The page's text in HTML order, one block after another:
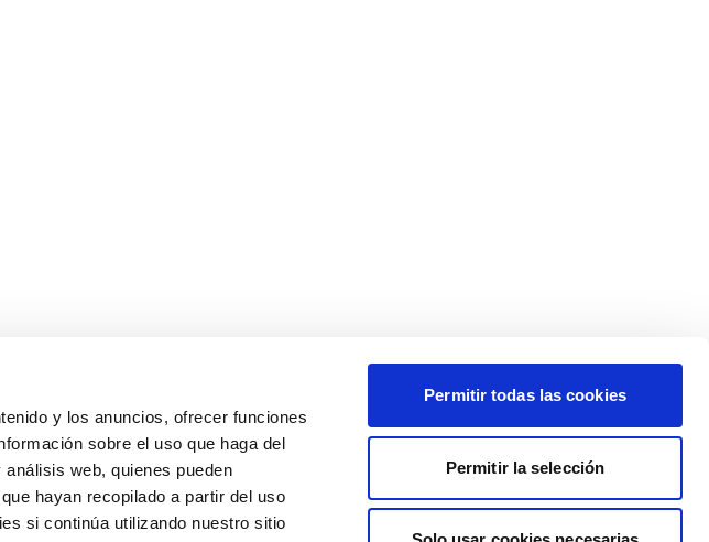
y los anuncios, ofrecer funciones
sobre el uso que haga del
web, quienes pueden
hayan recopilado a partir del uso
si continúa utilizando nuestro sitio
Permitir todas las cookies
Permitir la selección